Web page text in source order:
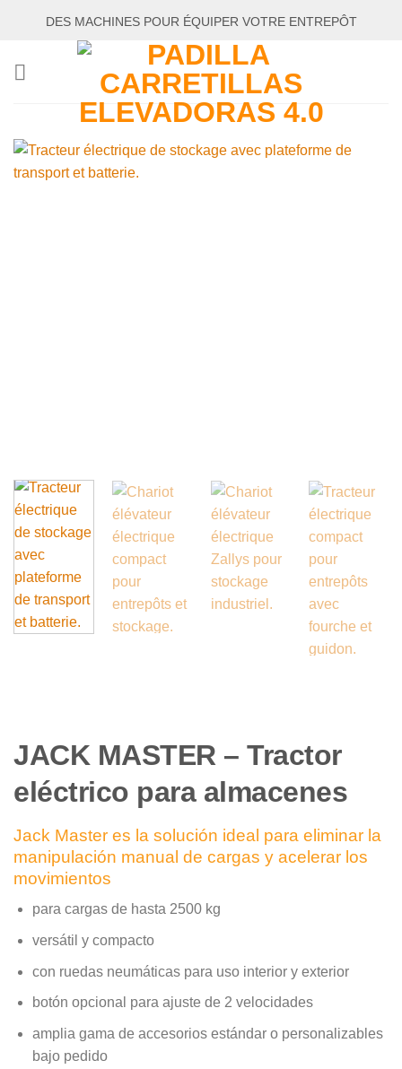
DES MACHINES POUR ÉQUIPER VOTRE ENTREPÔT
JACK MASTER – Tractor
eléctrico para almacenes
Jack Master es la solución ideal para eliminar la
manipulación manual de cargas y acelerar los
movimientos
para cargas de hasta 2500 kg
versátil y compacto
con ruedas neumáticas para uso interior y exterior
botón opcional para ajuste de 2 velocidades
amplia gama de accesorios estándar o personalizables
bajo pedido